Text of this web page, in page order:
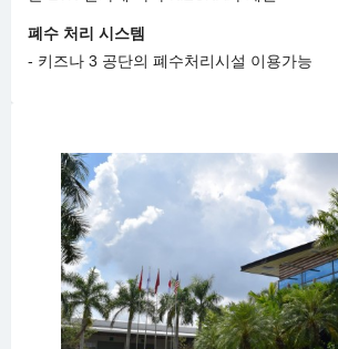
폐수 처리 시스템
- 키즈나 3 공단의 폐수처리시설 이용가능